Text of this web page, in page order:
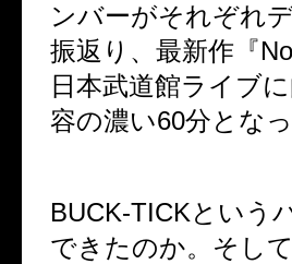
ンバーがそれぞれ
振返り、最新作『
日本武道館ライブ
容の濃い60分となっ
BUCK-TICKという
できたのか。そし